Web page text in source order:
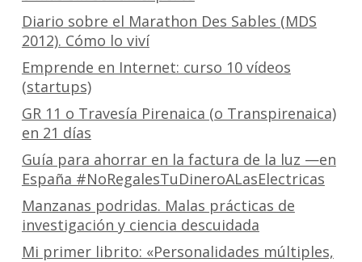
Diario sobre el Marathon Des Sables (MDS
2012). Cómo lo viví
Emprende en Internet: curso 10 vídeos
(startups)
GR 11 o Travesía Pirenaica (o Transpirenaica)
en 21 días
Guía para ahorrar en la factura de la luz —en
España #NoRegalesTuDineroALasElectricas
Manzanas podridas. Malas prácticas de
investigación y ciencia descuidada
Mi primer librito: «Personalidades múltiples,